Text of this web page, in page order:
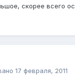
скорее всего
17 февраля, 2011